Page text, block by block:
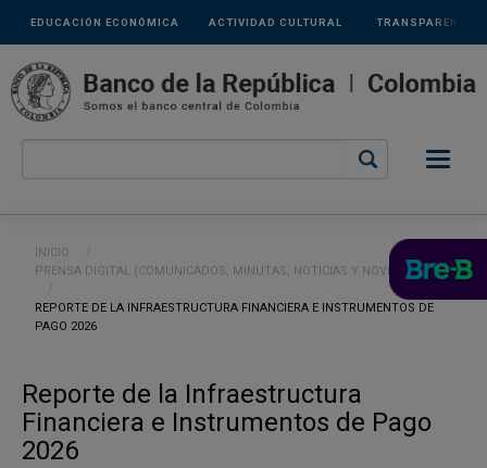
Pasar al contenido principal
Links
secundarios
ACTIVIDAD CULTURAL
EDUCACIÓN ECONÓMICA TRANSPARENCIA
Ruta de navegación
INICIO
PRENSA DIGITAL (COMUNICADOS, MINUTAS, NOTICIAS Y NOVEDADES)
CURRENT:
REPORTE DE LA INFRAESTRUCTURA FINANCIERA E INSTRUMENTOS DE
PAGO 2026
Reporte de la Infraestructura
Financiera e Instrumentos de Pago
2026